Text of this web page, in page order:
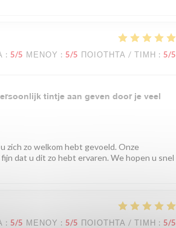
: 5/5 ΜΕΝΟΎ : 5/5 ΠΟΙΌΤΗΤΑ / ΤΙΜΉ : 5/5
tintje aan geven door je veel
zo welkom hebt gevoeld. Onze
dat u dit zo hebt ervaren. We hopen u snel
: 5/5 ΜΕΝΟΎ : 5/5 ΠΟΙΌΤΗΤΑ / ΤΙΜΉ : 5/5